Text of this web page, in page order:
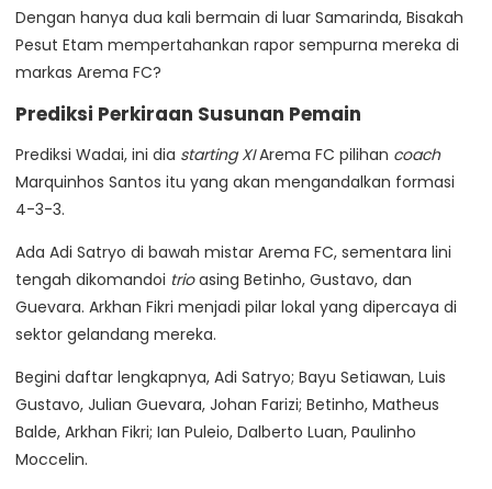
Dengan hanya dua kali bermain di luar Samarinda, Bisakah
Pesut Etam mempertahankan rapor sempurna mereka di
markas Arema FC?
Prediksi Perkiraan Susunan Pemain
Prediksi Wadai, ini dia starting XIArema FC pilihan coach
Marquinhos Santos itu yang akan mengandalkan formasi
4-3-3.
Ada Adi Satryo di bawah mistar Arema FC, sementara lini
tengah dikomandoi trioasing Betinho, Gustavo, dan
Guevara. Arkhan Fikri menjadi pilar lokal yang dipercaya di
sektor gelandang mereka.
Begini daftar lengkapnya, Adi Satryo; Bayu Setiawan, Luis
Gustavo, Julian Guevara, Johan Farizi; Betinho, Matheus
Balde, Arkhan Fikri; Ian Puleio, Dalberto Luan, Paulinho
Moccelin.